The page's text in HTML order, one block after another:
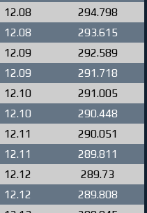
12.08
294.798
12.08
293.615
12.09
292.589
12.09
291.718
12.10
291.005
12.10
290.448
12.11
290.051
12.11
289.811
12.12
289.73
12.12
289.808